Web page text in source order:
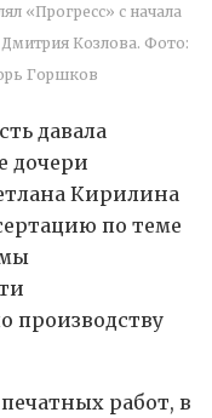
«Прогресс» с начала
Козлова. Фото:
Горшков
давала
дочери
Кирилина
по теме
производству
работ, в